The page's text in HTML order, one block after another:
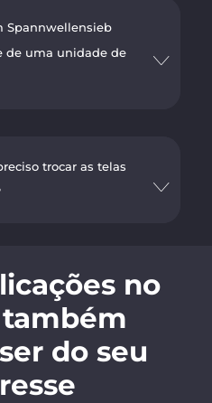
Spannwellensieb
de uma unidade de
trocar as telas
no
do seu